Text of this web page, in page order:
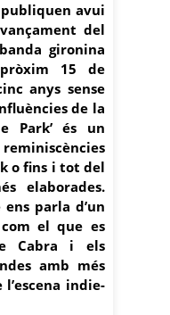
publiquen avui
del
gironina
15 de
anys sense
de la
Park’ és un
o fins i tot del
elaborades.
parla d’un
el que es
Cabra i els
amb més
indie-